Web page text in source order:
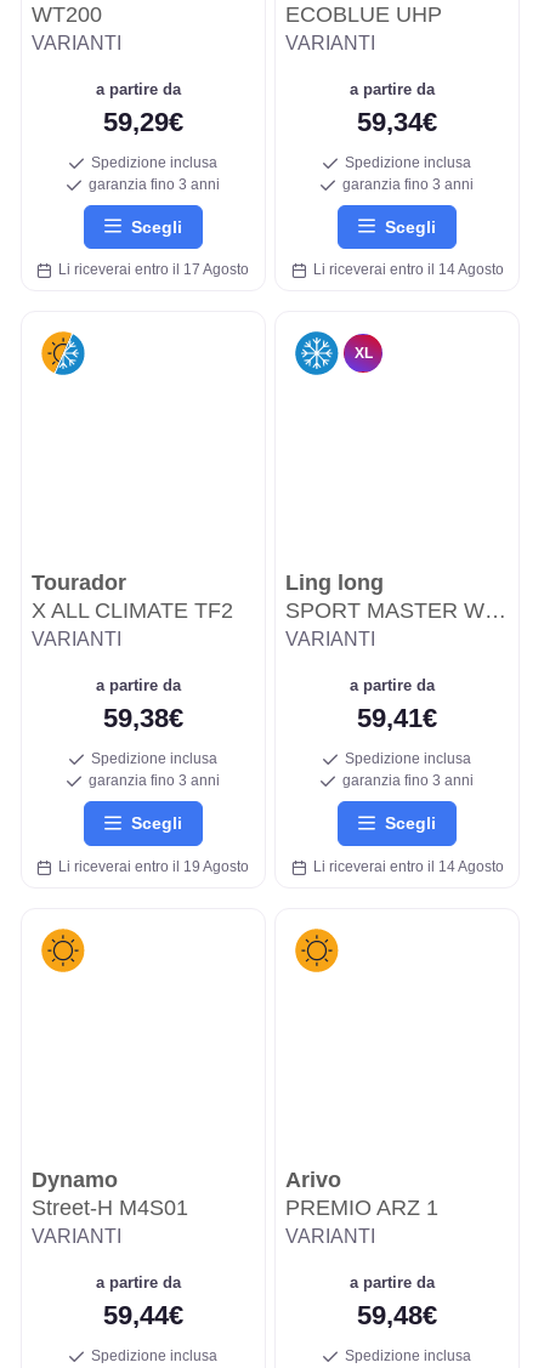
WT200
VARIANTI
a partire da
59,29€
Spedizione inclusa
garanzia fino 3 anni
Scegli
Li riceverai entro il 17 Agosto
ECOBLUE UHP
VARIANTI
a partire da
59,34€
Spedizione inclusa
garanzia fino 3 anni
Scegli
Li riceverai entro il 14 Agosto
Tourador
X ALL CLIMATE TF2
VARIANTI
a partire da
59,38€
Spedizione inclusa
garanzia fino 3 anni
Scegli
Li riceverai entro il 19 Agosto
XL
Ling long
SPORT MASTER WINTER
VARIANTI
a partire da
59,41€
Spedizione inclusa
garanzia fino 3 anni
Scegli
Li riceverai entro il 14 Agosto
Dynamo
Street-H M4S01
VARIANTI
a partire da
59,44€
Spedizione inclusa
Arivo
PREMIO ARZ 1
VARIANTI
a partire da
59,48€
Spedizione inclusa